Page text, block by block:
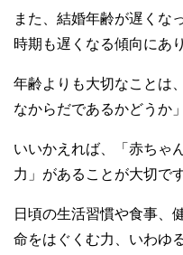
また、結婚年齢が遅くな
時期も遅くなる傾向にあ
年齢よりも大切なことは
なからだであるかどうか
いいかえれば、「赤ちゃ
力」があることが大切です
日頃の生活習慣や食事、
命をはぐくむ力、いわゆ